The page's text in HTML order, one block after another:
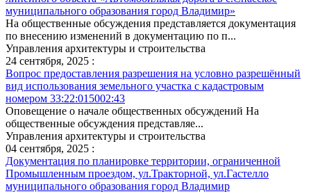
муниципального образования город Владимир»
На общественные обсуждения представляется документация
по внесению изменений в документацию по п...
Управления архитектуры и строительства
24 сентября, 2025 :
Вопрос предоставления разрешения на условно разрешённый
вид использования земельного участка с кадастровым
номером 33:22:015002:43
Оповещение о начале общественных обсуждений На
общественные обсуждения представляе...
Управления архитектуры и строительства
04 сентября, 2025 :
Документация по планировке территории, ограниченной
Промышленным проездом, ул.Тракторной, ул.Гастелло
муниципального образования город Владимир